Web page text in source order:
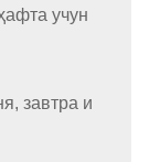
учун
завтра и